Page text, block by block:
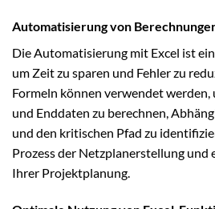
Automatisierung von
Die Automatisierung mit Excel ist
um Zeit zu sparen und Fehler zu
Formeln können verwendet
und Enddaten zu berechnen,
und den kritischen Pfad zu
Prozess der Netzplanerstellung und
Ihrer Projektplanung.